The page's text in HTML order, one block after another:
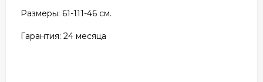
Размеры: 61-111-46 см.
Гарантия: 24 месяца